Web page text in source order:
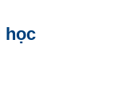
học